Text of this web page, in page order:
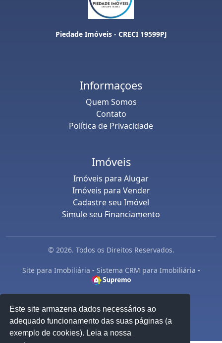
Este site armazena dados necessários ao
adequado funcionamento das suas páginas (a
exemplo de cookies). Leia a nossa
Piedade Imóveis - CRECI 19599PJ
Informaçoes
Quem Somos
Contato
Política de Privacidade
Imóveis
Imóveis para Alugar
Imóveis para Vender
Cadastre seu Imóvel
Simule seu Financiamento
© 2026. Todos os Direitos Reservados.
Site para Imobiliária - Sistema CRM para Imobiliária -